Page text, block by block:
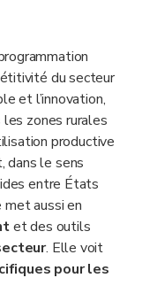
du secteur
et l’innovation,
les zones rurales
productive
dans le sens
entre États
aussi en
et des outils
. Elle voit
pour les